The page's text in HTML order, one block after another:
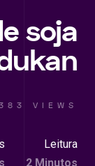
soja
VIEWS
Leitura
2 Minutos